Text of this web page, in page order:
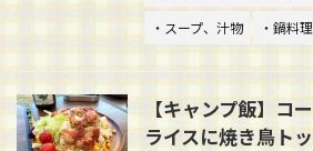
・スープ、汁物
・鍋料理
【キャンプ飯】コ
ライスに焼き鳥ト